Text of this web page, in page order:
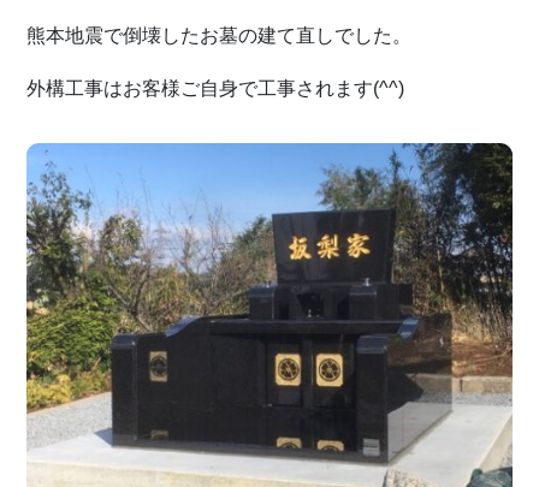
熊本地震で倒壊したお墓の建て直しでした。
外構工事はお客様ご自身で工事されます(^^)